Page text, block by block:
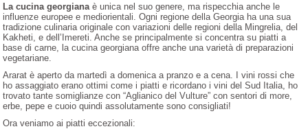
La cucina georgiana è unica nel suo genere, ma rispecchia anche le
influenze europee e mediorientali. Ogni regione della Georgia ha una sua
tradizione culinaria originale con variazioni delle regioni della Mingrelia, del
Kakheti, e dell’Imereti. Anche se principalmente si concentra su piatti a
base di carne, la cucina georgiana offre anche una varietà di preparazioni
vegetariane.
Ararat è aperto da martedì a domenica a pranzo e a cena. I vini rossi che
ho assaggiato erano ottimi come i piatti e ricordano i vini del Sud Italia, ho
trovato tante somiglianze con “Aglianico del Vulture” con sentori di more,
erbe, pepe e cuoio quindi assolutamente sono consigliati!
Ora veniamo ai piatti eccezionali: